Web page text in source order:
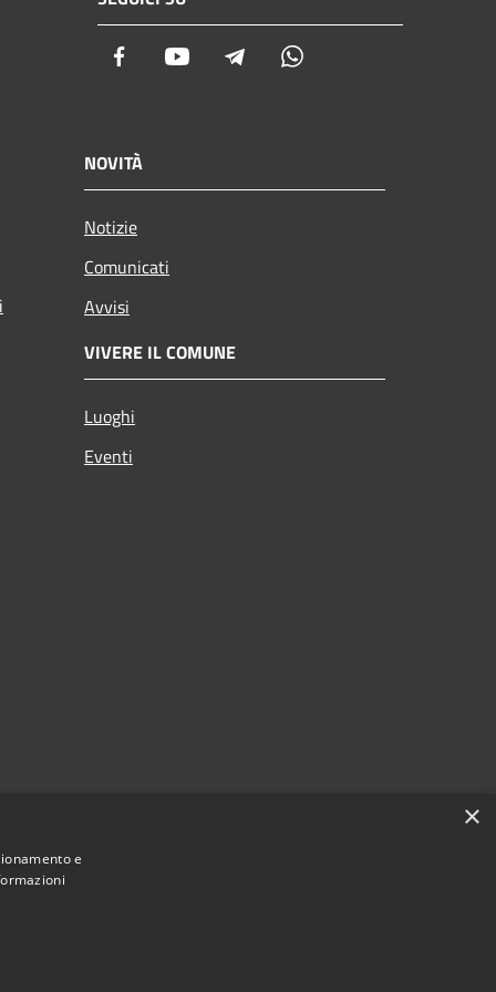
Facebook Youtube Telegram
NOVITÀ
Notizie
Comunicati
Avvisi
VIVERE IL COMUNE
Luoghi
Eventi
×
e